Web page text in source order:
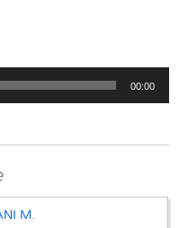
00:00
M.